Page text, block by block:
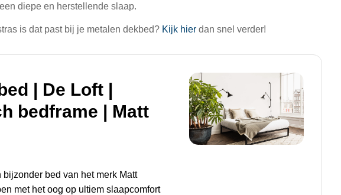
diepe en herstellende slaap.
is dat past bij je metalen dekbed? Kijk hier dan snel verder!
| De Loft |
bedframe | Matt
bed van het merk Matt
met het oog op ultiem slaapcomfort